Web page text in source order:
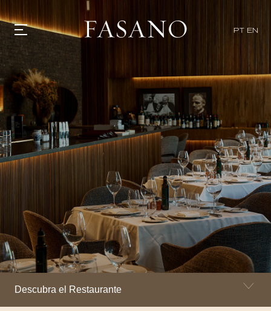
PT EN
GASTRONOMIA
HOTÉIS
EXPERIENCIAS
EVENTOS
VILLAS
TIENDA | SELEZIONE
DESCUBRIR
WHAT'S COOKING
SOSTENIBILIDAD
CONTACTO
Descubra el Restaurante